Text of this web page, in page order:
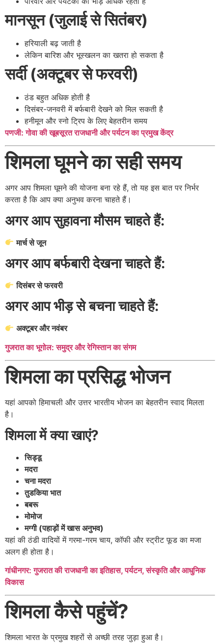
मानसून (जुलाई से सितंबर)
हरियाली बढ़ जाती है
लेकिन बारिश और भूस्खलन का खतरा हो सकता है
सर्दी (अक्टूबर से फरवरी)
ठंड बहुत अधिक होती है
दिसंबर-जनवरी में बर्फबारी देखने को मिल सकती है
हनीमून और स्नो ट्रिप के लिए बेहतरीन समय
पणजी: गोवा की खूबसूरत राजधानी और पर्यटन का प्रमुख केंद्र
शिमला घूमने का सही समय
अगर आप शिमला घूमने की योजना बना रहे हैं, तो यह इस बात पर निर्भर
करता है कि आप क्या अनुभव करना चाहते हैं।
अगर आप सुहावना मौसम चाहते हैं:
मार्च से जून
अगर आप बर्फबारी देखना चाहते हैं:
दिसंबर से फरवरी
अगर आप भीड़ से बचना चाहते हैं:
अक्टूबर और नवंबर
गुजरात का भूगोल: समुद्र और रेगिस्तान का संगम
शिमला का प्रसिद्ध भोजन
यहां आपको हिमाचली और उत्तर भारतीय भोजन का बेहतरीन स्वाद मिलता
है।
शिमला में क्या खाएं?
सिड्डू
मदरा
चना मदरा
तुडकिया भात
बबरू
मोमोज
मग्गी (पहाड़ों में खास अनुभव)
यहां की ठंडी वादियों में गरमा-गरम चाय, कॉफी और स्ट्रीट फूड का मजा
अलग ही होता है।
गांधीनगर: गुजरात की राजधानी का इतिहास, पर्यटन, संस्कृति और आधुनिक
विकास
शिमला कैसे पहुंचें?
शिमला भारत के प्रमुख शहरों से अच्छी तरह जुड़ा हुआ है।